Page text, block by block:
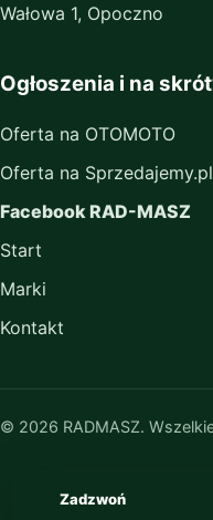
Wałowa 1, Opoczno
Ogłoszenia i na
Oferta na OTOMOTO
Oferta na Sprzedajemy.pl
Facebook RAD-MASZ
Start
Marki
Kontakt
© 2026 RADMASZ.
Zadzwoń